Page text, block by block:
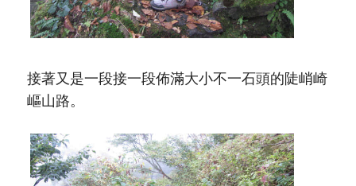
接著又是一段接一段佈滿大小不一石頭的陡峭崎
嶇山路。